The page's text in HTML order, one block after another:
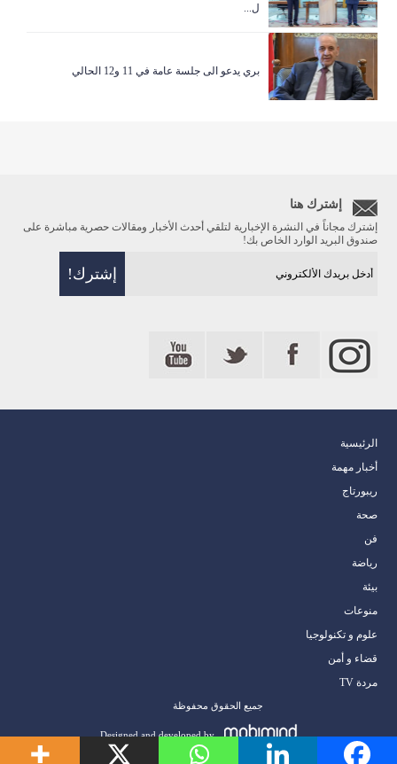
ل...
بري يدعو الى جلسة عامة في 11 و12 الحالي
إشترك هنا
إشترك مجاناً في النشرة الإخبارية لتلقي أحدث الأخبار ومقالات حصرية مباشرة على
صندوق البريد الوارد الخاص بك!
الرئيسية
أخبار مهمة
ريبورتاج
صحة
فن
رياضة
بيئة
منوعات
علوم و تكنولوجيا
قضاء و أمن
مردة TV
جميع الحقوق محفوظة
Designed and developed by